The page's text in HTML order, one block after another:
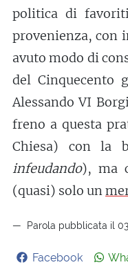
politica di
provenienza, con
avuto modo di
del Cinquecento
Alessando VI
freno a questa
Chiesa) con la
infeudando), ma
(quasi) solo un
Parola pubblicata il
Facebook